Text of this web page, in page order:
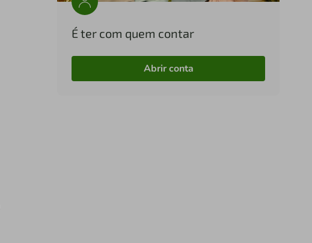
É ter com quem contar
Abrir conta